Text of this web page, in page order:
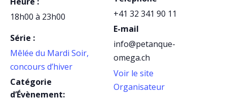
18h00 à 23h00
Série :
Mêlée du Mardi Soir,
concours d’hiver
Catégorie
d’Évènement:
+41 32 341 90 11
E-mail
info@petanque-
omega.ch
Voir le site
Organisateur